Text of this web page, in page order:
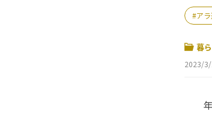
ア
暮
2023/